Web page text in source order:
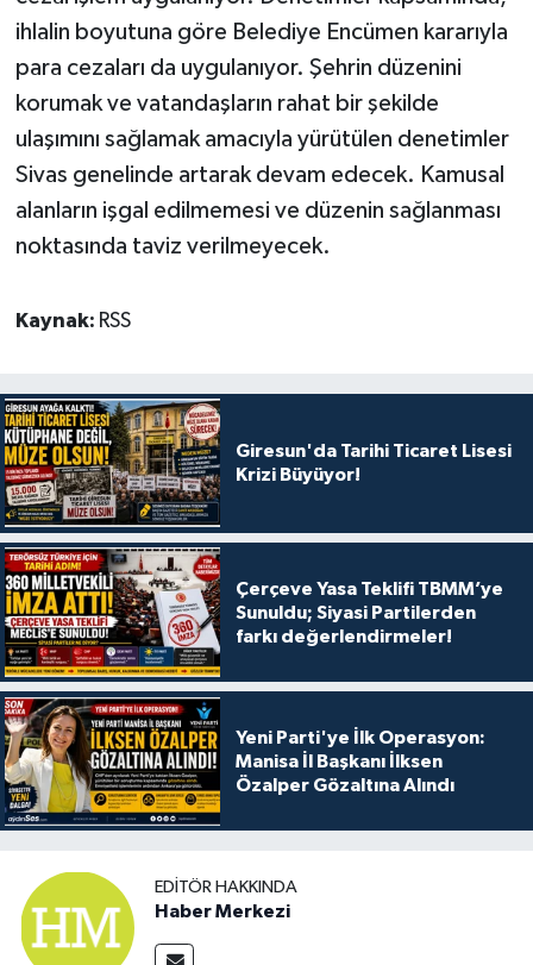
ihlalin boyutuna göre Belediye Encümen kararıyla
para cezaları da uygulanıyor. Şehrin düzenini
korumak ve vatandaşların rahat bir şekilde
ulaşımını sağlamak amacıyla yürütülen denetimler
Sivas genelinde artarak devam edecek. Kamusal
alanların işgal edilmemesi ve düzenin sağlanması
noktasında taviz verilmeyecek.
Kaynak: RSS
Giresun'da Tarihi Ticaret Lisesi
Krizi Büyüyor!
Çerçeve Yasa Teklifi TBMM’ye
Sunuldu; Siyasi Partilerden
farkı değerlendirmeler!
Yeni Parti'ye İlk Operasyon:
Manisa İl Başkanı İlksen
Özalper Gözaltına Alındı
EDITÖR HAKKINDA
Haber Merkezi